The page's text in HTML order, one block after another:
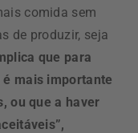
comida sem
de produzir, seja
que para
mais importante
ou que a haver